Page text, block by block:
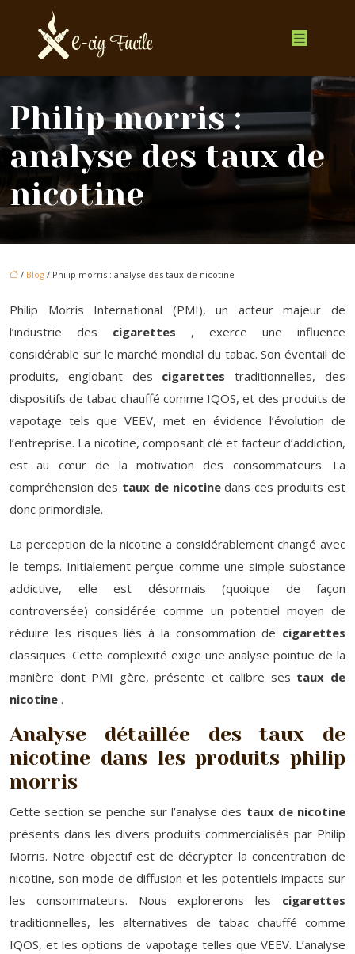
Philip morris :
analyse des taux de
nicotine
/ Blog / Philip morris : analyse des taux de nicotine
Philip Morris International (PMI), un acteur majeur de
l’industrie des cigarettes , exerce une influence
considérable sur le marché mondial du tabac. Son éventail de
produits, englobant des cigarettestraditionnelles, des
dispositifs de tabac chauffé comme IQOS, et des produits de
vapotage tels que VEEV, met en évidence l’évolution de
l’entreprise. La nicotine, composant clé et facteur d’addiction,
est au cœur de la motivation des consommateurs. La
compréhension des taux de nicotinedans ces produits est
donc primordiale.
La perception de la nicotine a considérablement changé avec
le temps. Initialement perçue comme une simple substance
addictive, elle est désormais (quoique de façon
controversée) considérée comme un potentiel moyen de
réduire les risques liés à la consommation de cigarettes
classiques. Cette complexité exige une analyse pointue de la
manière dont PMI gère, présente et calibre ses taux de
nicotine .
Analyse détaillée des taux de
nicotine dans les produits philip
morris
Cette section se penche sur l’analyse des taux de nicotine
présents dans les divers produits commercialisés par Philip
Morris. Notre objectif est de décrypter la concentration de
nicotine, son mode de diffusion et les potentiels impacts sur
les consommateurs. Nous explorerons les cigarettes
traditionnelles, les alternatives de tabac chauffé comme
IQOS, et les options de vapotage telles que VEEV. L’analyse